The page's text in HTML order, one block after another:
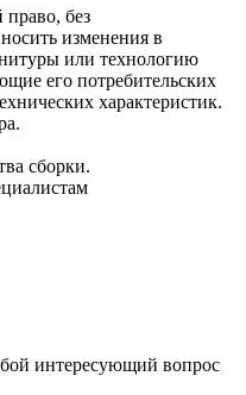
право, без
изменения в
или технологию
его потребительских
характеристик.
сборки.
интересующий вопрос